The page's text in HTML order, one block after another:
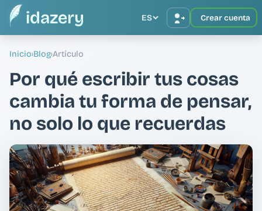
idazery ES Crear cuenta
Inicio›Blog›Artículo
Por qué escribir tus cosas
cambia tu forma de pensar,
no solo lo que recuerdas